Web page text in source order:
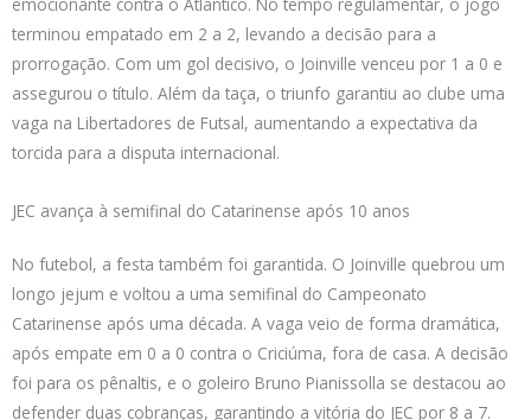
terminou empatado em 2 a 2, levando a decisão para a
prorrogação. Com um gol decisivo, o Joinville venceu por 1 a 0 e
assegurou o título. Além da taça, o triunfo garantiu ao clube uma
vaga na Libertadores de Futsal, aumentando a expectativa da
torcida para a disputa internacional.
JEC avança à semifinal do Catarinense após 10 anos
No futebol, a festa também foi garantida. O Joinville quebrou um
longo jejum e voltou a uma semifinal do Campeonato
Catarinense após uma década. A vaga veio de forma dramática,
após empate em 0 a 0 contra o Criciúma, fora de casa. A decisão
foi para os pênaltis, e o goleiro Bruno Pianissolla se destacou ao
defender duas cobranças, garantindo a vitória do JEC por 8 a 7.